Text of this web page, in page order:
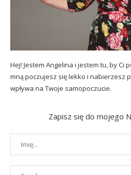
Hej! Jestem Angelina i jestem tu, by Ci
mną poczujesz się lekko i nabierzesz
wpływa na Twoje samopoczucie.
Zapisz się do mojego